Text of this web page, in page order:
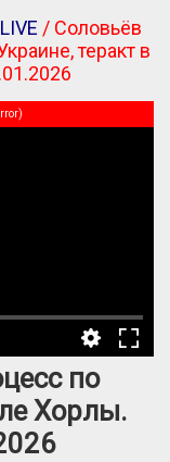
/ Соловьёв
теракт в
по
Хорлы.